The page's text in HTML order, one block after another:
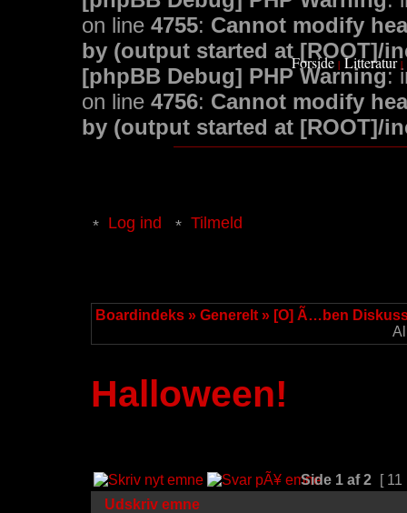
on line 4755: Cannot modify
by (output started at [ROOT]/
[phpBB Debug] PHP Warning:
on line 4756: Cannot modify
by (output started at [ROOT]/
Forside | Litteratur |
Log ind Tilmeld
Boardindeks » Generelt » [O] Ã…ben
Halloween!
Side 1 af2
[
Udskriv emne